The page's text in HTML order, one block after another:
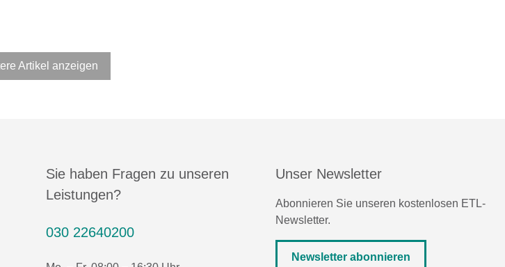
Artikel anzeigen
Sie haben Fragen zu unseren
Leistungen?
030 22640200
Unser Newsletter
Abonnieren Sie unseren kostenlosen ETL-
Newsletter.
Newsletter abonnieren